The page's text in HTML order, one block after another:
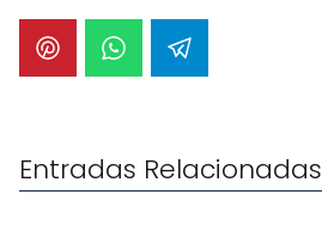
Entradas Relacionadas